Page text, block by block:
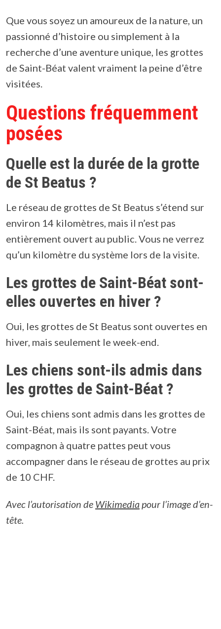
Que vous soyez un amoureux de la nature, un
passionné d’histoire ou simplement à la
recherche d’une aventure unique, les grottes
de Saint-Béat valent vraiment la peine d’être
visitées.
Questions fréquemment
posées
Quelle est la durée de la grotte
de St Beatus ?
Le réseau de grottes de St Beatus s’étend sur
environ 14 kilomètres, mais il n’est pas
entièrement ouvert au public. Vous ne verrez
qu’un kilomètre du système lors de la visite.
Les grottes de Saint-Béat sont-
elles ouvertes en hiver ?
Oui, les grottes de St Beatus sont ouvertes en
hiver, mais seulement le week-end.
Les chiens sont-ils admis dans
les grottes de Saint-Béat ?
Oui, les chiens sont admis dans les grottes de
Saint-Béat, mais ils sont payants. Votre
compagnon à quatre pattes peut vous
accompagner dans le réseau de grottes au prix
de 10 CHF.
Avec l’autorisation de Wikimediapour l’image d’en-
tête.